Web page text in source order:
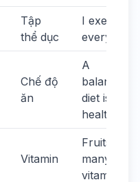
Tập
thể dục
I exercise
every day.
Chế độ
ăn
A
balanced
diet is
healthy.
Vitamin
Fruits have
many
vitamins.